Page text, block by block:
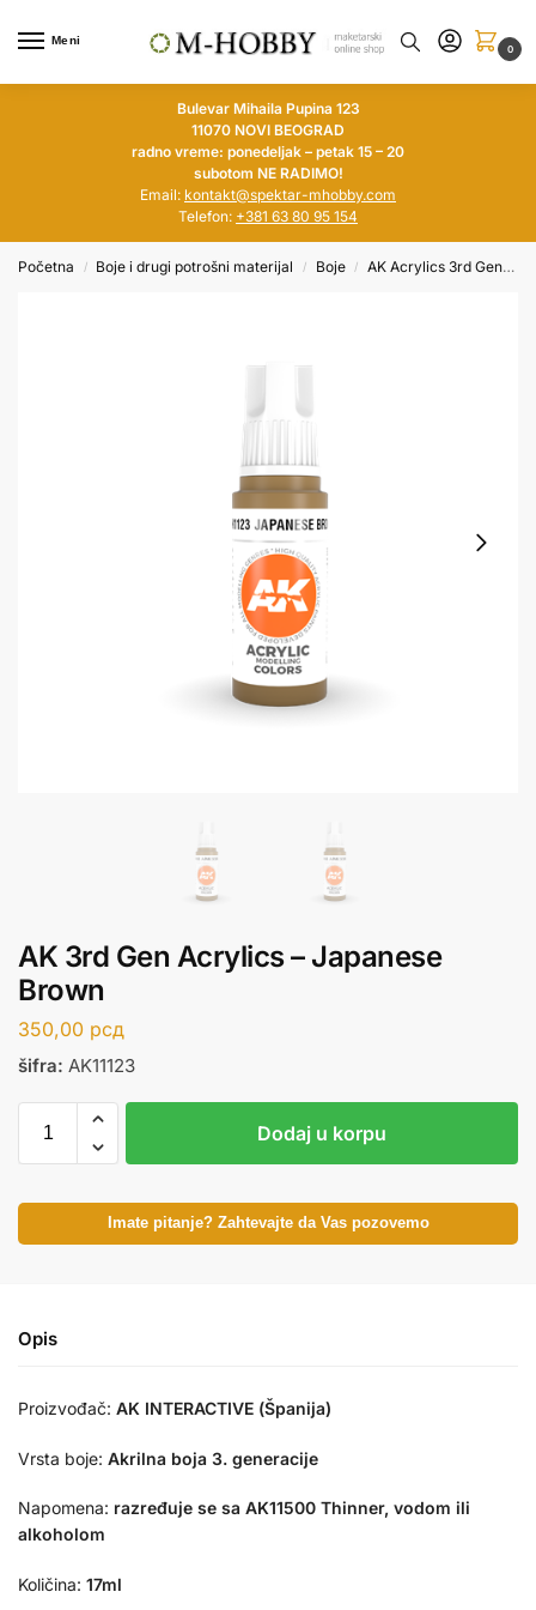
Meni
0
Bulevar Mihaila Pupina 123
11070 NOVI BEOGRAD
radno vreme: ponedeljak – petak 15 – 20
subotom NE RADIMO!
Email: kontakt@spektar-mhobby.com
Telefon: +381 63 80 95 154
Početna / Boje i drugi potrošni materijal / Boje / AK Acrylics 3rd Generation
AK 3rd Gen Acrylics – Japanese
Brown
350,00 рсд
šifra: AK11123
Dodaj u korpu
Imate pitanje? Zahtevajte da Vas pozovemo
Opis
Proizvođač: AK INTERACTIVE (Španija)
Vrsta boje: Akrilna boja 3. generacije
Napomena: razređuje se sa AK11500 Thinner, vodom ili
alkoholom
Količina: 17ml